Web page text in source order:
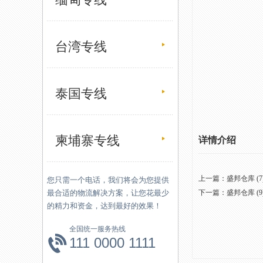
台湾专线
泰国专线
柬埔寨专线
您只需一个电话，我们将会为您提供
最合适的物流解决方案，让您花最少
的精力和资金，达到最好的效果！
全国统一服务热线
111 0000 1111
详情介绍
上一篇： 盛邦仓库
下一篇： 盛邦仓库